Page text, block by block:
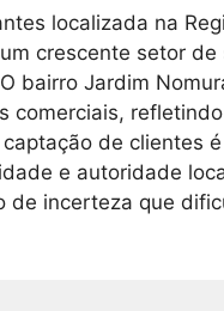
localizada na
crescente setor
bairro Jardim
de clientes
e autoridade
incerteza que